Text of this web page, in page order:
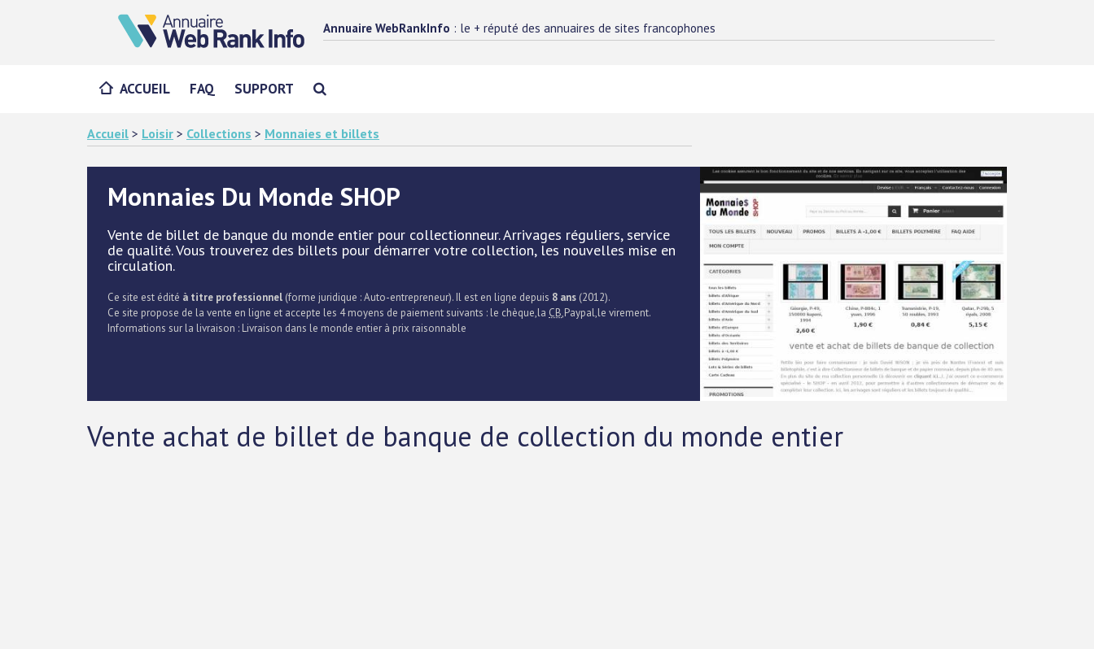
Annuaire WebRankInfo : le + réputé des annuaires de sites francophones
ACCUEIL FAQ SUPPORT
Accueil > Loisir > Collections > Monnaies et billets
Monnaies Du Monde SHOP
Vente de billet de banque du monde entier pour collectionneur. Arrivages réguliers, service
de qualité. Vous trouverez des billets pour démarrer votre collection, les nouvelles mise en
circulation.
Ce site est édité à titre professionnel (forme juridique : Auto-entrepreneur). Il est en ligne depuis 8 ans (2012).
Ce site propose de la vente en ligne et accepte les 4 moyens de paiement suivants : le chèque,la CB,Paypal,le virement.
Informations sur la livraison : Livraison dans le monde entier à prix raisonnable
Vente achat de billet de banque de collection du monde entier